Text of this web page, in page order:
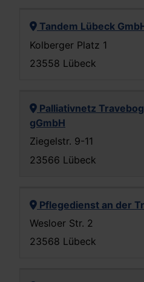
Tandem Lübeck
Kolberger Platz 1
23558 Lübeck
Palliativnetz
gGmbH
Ziegelstr. 9-11
23566 Lübeck
Pflegedienst an der
Wesloer Str. 2
23568 Lübeck